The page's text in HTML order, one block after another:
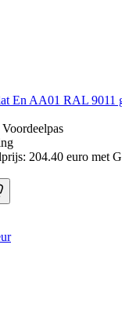
En AA01 RAL 9011
204.40 euro met